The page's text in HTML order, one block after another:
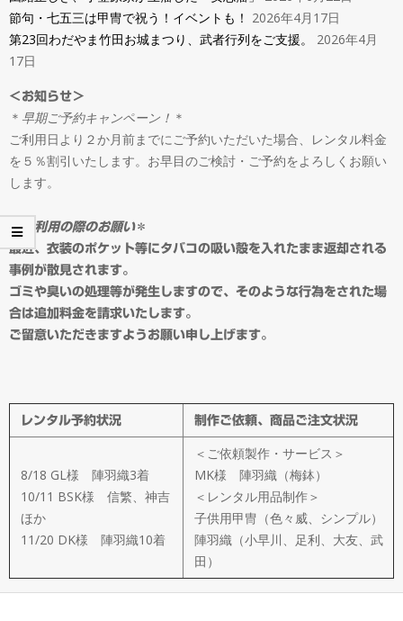
ル
＆
オ
ー
ダ
ー
メ
イ
ド
製
作
武
節句・七五三は甲冑で祝う！イベントも！ 2026年4月17日
第23回わだやま竹田お城まつり、武者行列をご支援。
2026年4月
17日
＜お知らせ＞
＊ 早期ご予約キャンペーン！ ＊
ご利用日より２か月前までにご予約いただいた場合、レンタル料金
を５％割引いたします。お早目のご検討・ご予約をよろしくお願い
します。
＊ご利用の際のお願い＊
最近、衣装のポケット等にタバコの吸い殻を入れたまま返却される
事例が散見されます。
ゴミや臭いの処理等が発生しますので、そのような行為をされた場
合は追加料金を請求いたします。
ご留意いただきますようお願い申し上げます。
レンタル予約状況 制作ご依頼、商品ご注文状況
8/18 GL様 陣羽織3着
10/11 BSK様 信繁、神吉
ほか
11/20 DK様 陣羽織10着
＜ご依頼製作・サービス＞
MK様 陣羽織（梅鉢）
＜レンタル用品制作＞
子供用甲冑（色々威、シンプル）
陣羽織（小早川、足利、大友、武
田）